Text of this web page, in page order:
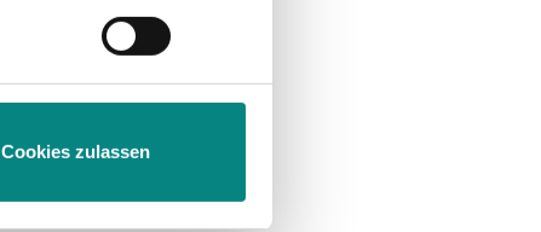
Abschnitt Einzelheiten
Cookies zulassen